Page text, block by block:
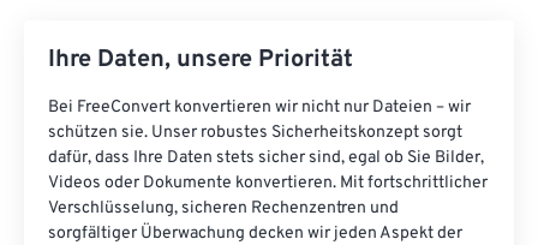
Ihre Daten, unsere Priorität
Bei FreeConvert konvertieren wir nicht nur Dateien – wir
schützen sie. Unser robustes Sicherheitskonzept sorgt
dafür, dass Ihre Daten stets sicher sind, egal ob Sie Bilder,
Videos oder Dokumente konvertieren. Mit fortschrittlicher
Verschlüsselung, sicheren Rechenzentren und
sorgfältiger Überwachung decken wir jeden Aspekt der